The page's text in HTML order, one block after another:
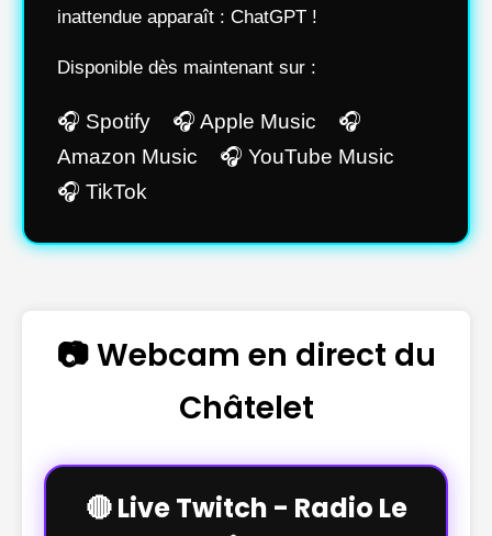
inattendue apparaît : ChatGPT !
Disponible dès maintenant sur :
🎧 Spotify 🎧 Apple Music 🎧
Amazon Music 🎧 YouTube Music
🎧 TikTok
📷 Webcam en direct du
Châtelet
🔴 Live Twitch - Radio Le